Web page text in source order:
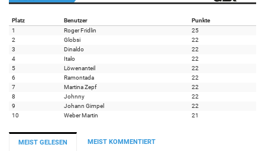
Platz Benutzer
Punkte
1
Roger Fridlin
25
2
Globsi
22
3
Dinaldo
22
4
Italo
22
5
Löwenanteil
22
6
Ramontada
22
7
Martina Zepf
22
8
Johnny
22
9
Johann Gimpel
22
10
Weber Martin 21
MEIST GELESEN MEIST KOMMENTIERT